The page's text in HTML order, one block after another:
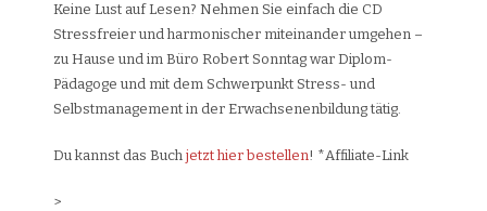
Keine Lust auf Lesen? Nehmen Sie einfach die CD
Stressfreier und harmonischer miteinander umgehen –
zu Hause und im Büro Robert Sonntag war Diplom-
Pädagoge und mit dem Schwerpunkt Stress- und
Selbstmanagement in der Erwachsenenbildung tätig.
Du kannst das Buch jetzt hier bestellen! *Affiliate-Link
>